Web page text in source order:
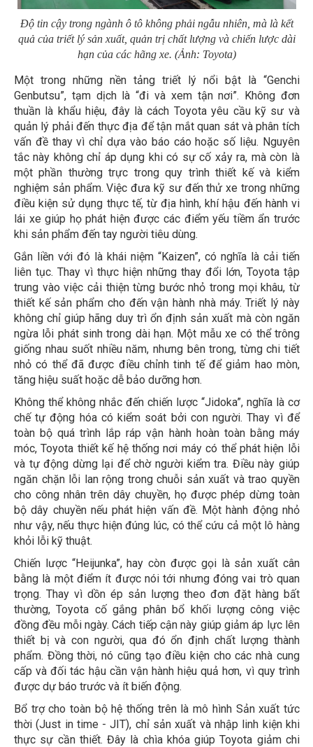
Độ tin cậy trong ngành ô tô không phải ngẫu nhiên, mà là kết
quả của triết lý sản xuất, quản trị chất lượng và chiến lược dài
hạn của các hãng xe. (Ảnh: Toyota)
Một trong những nền tảng triết lý nổi bật là “Genchi
Genbutsu”, tạm dịch là “đi và xem tận nơi”. Không đơn
thuần là khẩu hiệu, đây là cách Toyota yêu cầu kỹ sư và
quản lý phải đến thực địa để tận mắt quan sát và phân tích
vấn đề thay vì chỉ dựa vào báo cáo hoặc số liệu. Nguyên
tắc này không chỉ áp dụng khi có sự cố xảy ra, mà còn là
một phần thường trực trong quy trình thiết kế và kiểm
nghiệm sản phẩm. Việc đưa kỹ sư đến thử xe trong những
điều kiện sử dụng thực tế, từ địa hình, khí hậu đến hành vi
lái xe giúp họ phát hiện được các điểm yếu tiềm ẩn trước
khi sản phẩm đến tay người tiêu dùng.
Gắn liền với đó là khái niệm “Kaizen”, có nghĩa là cải tiến
liên tục. Thay vì thực hiện những thay đổi lớn, Toyota tập
trung vào việc cải thiện từng bước nhỏ trong mọi khâu, từ
thiết kế sản phẩm cho đến vận hành nhà máy. Triết lý này
không chỉ giúp hãng duy trì ổn định sản xuất mà còn ngăn
ngừa lỗi phát sinh trong dài hạn. Một mẫu xe có thể trông
giống nhau suốt nhiều năm, nhưng bên trong, từng chi tiết
nhỏ có thể đã được điều chỉnh tinh tế để giảm hao mòn,
tăng hiệu suất hoặc dễ bảo dưỡng hơn.
Không thể không nhắc đến chiến lược “Jidoka”, nghĩa là cơ
chế tự động hóa có kiểm soát bởi con người. Thay vì để
toàn bộ quá trình lắp ráp vận hành hoàn toàn bằng máy
móc, Toyota thiết kế hệ thống nơi máy có thể phát hiện lỗi
và tự động dừng lại để chờ người kiểm tra. Điều này giúp
ngăn chặn lỗi lan rộng trong chuỗi sản xuất và trao quyền
cho công nhân trên dây chuyền, họ được phép dừng toàn
bộ dây chuyền nếu phát hiện vấn đề. Một hành động nhỏ
như vậy, nếu thực hiện đúng lúc, có thể cứu cả một lô hàng
khỏi lỗi kỹ thuật.
Chiến lược “Heijunka”, hay còn được gọi là sản xuất cân
bằng là một điểm ít được nói tới nhưng đóng vai trò quan
trọng. Thay vì dồn ép sản lượng theo đơn đặt hàng bất
thường, Toyota cố gắng phân bổ khối lượng công việc
đồng đều mỗi ngày. Cách tiếp cận này giúp giảm áp lực lên
thiết bị và con người, qua đó ổn định chất lượng thành
phẩm. Đồng thời, nó cũng tạo điều kiện cho các nhà cung
cấp và đối tác hậu cần vận hành hiệu quả hơn, vì quy trình
được dự báo trước và ít biến động.
Bổ trợ cho toàn bộ hệ thống trên là mô hình Sản xuất tức
thời (Just in time - JIT), chỉ sản xuất và nhập linh kiện khi
thực sự cần thiết. Đây là chìa khóa giúp Toyota giảm chi